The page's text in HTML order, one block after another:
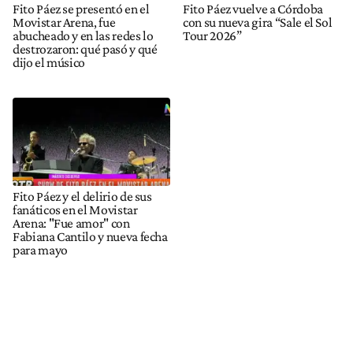
Fito Páez se presentó en el
Movistar Arena, fue
abucheado y en las redes lo
destrozaron: qué pasó y qué
dijo el músico
Fito Páez vuelve a Córdoba
con su nueva gira “Sale el Sol
Tour 2026”
Fito Páez y el delirio de sus
fanáticos en el Movistar
Arena: "Fue amor" con
Fabiana Cantilo y nueva fecha
para mayo